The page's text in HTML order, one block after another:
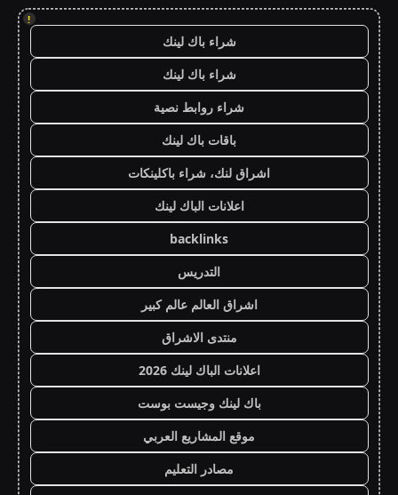
!
شراء باك لينك
شراء باك لينك
شراء روابط نصية
باقات باك لينك
اشراق لنك، شراء باكلينكات
اعلانات الباك لينك
backlinks
التدريس
اشراق العالم عالم كبير
منتدى الاشراق
اعلانات الباك لينك 2026
باك لينك وجيست بوست
موقع المشاريع العربي
مصادر التعليم